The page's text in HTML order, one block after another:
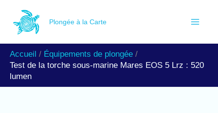
contenu
Plongée à la Carte
Accueil
Équipements de plongée
Test de la torche sous-marine Mares EOS 5 Lrz : 520
lumen
e
h
e
r